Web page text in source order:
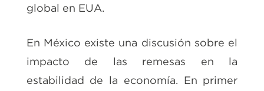
global en EUA.
En México existe una discusión sobre el
impacto de las remesas en la
estabilidad de la economía. En primer